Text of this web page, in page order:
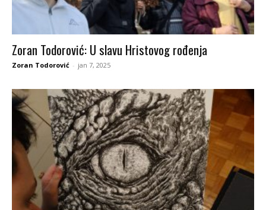
Zoran Todorović: U slavu Hristovog rođenja
Zoran Todorović - jan 7, 2025